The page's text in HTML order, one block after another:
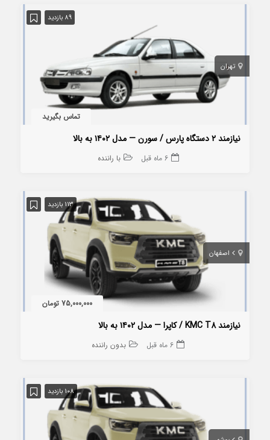
89 بازدید
تهران
تماس بگیرید
نیازمند ۲ دستگاه پارس / سورن — مدل ۱۴۰۲ به بالا
6 ماه قبل با راننده
113 بازدید
اصفهان
75,000,000 تومان
نیازمند KMC T8 / کاپرا — مدل ۱۴۰۲ به بالا
6 ماه قبل بدون راننده
108 بازدید